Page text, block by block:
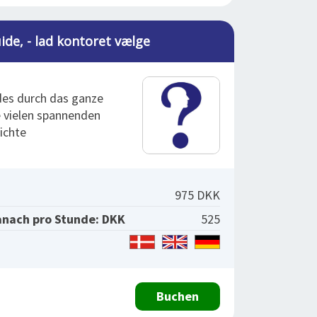
- lad kontoret vælge
durch das ganze
spannenden
975 DKK
pro Stunde: DKK
525
Buchen